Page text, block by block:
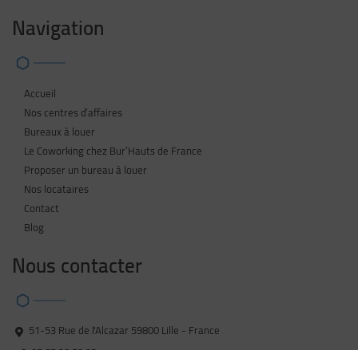
Navigation
Accueil
Nos centres d’affaires
Bureaux à louer
Le Coworking chez Bur’Hauts de France
Proposer un bureau à louer
Nos locataires
Contact
Blog
Nous contacter
51-53 Rue de l'Alcazar 59800 Lille - France